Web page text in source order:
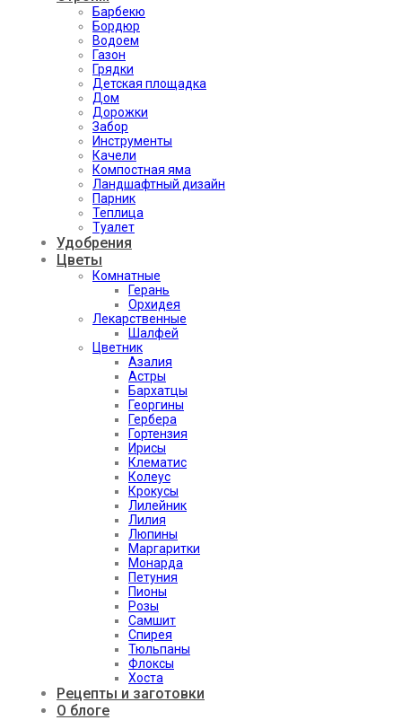
Барбекю
Бордюр
Водоем
Газон
Грядки
Детская площадка
Дом
Дорожки
Забор
Инструменты
Качели
Компостная яма
Ландшафтный дизайн
Парник
Теплица
Туалет
Удобрения
Цветы
Комнатные
Герань
Орхидея
Лекарственные
Шалфей
Цветник
Азалия
Астры
Бархатцы
Георгины
Гербера
Гортензия
Ирисы
Клематис
Колеус
Крокусы
Лилейник
Лилия
Люпины
Маргаритки
Монарда
Петуния
Пионы
Розы
Самшит
Спирея
Тюльпаны
Флоксы
Хоста
Рецепты и заготовки
О блоге